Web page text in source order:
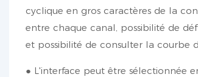
cyclique en gros caractères de la
entre chaque canal, possibilité de
et possibilité de consulter la courbe
● L'interface peut être sélectionnée